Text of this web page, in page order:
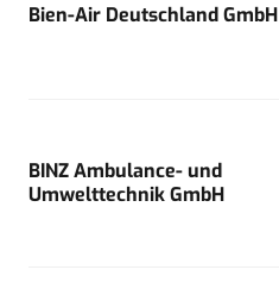
Bien-Air Deutschland GmbH
BINZ Ambulance- und
Umwelttechnik GmbH